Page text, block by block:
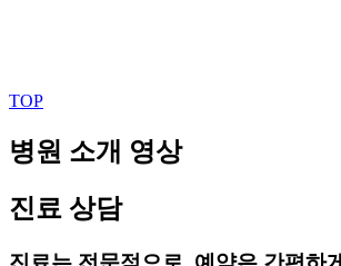
TOP
병원 소개 영상
진료 상담